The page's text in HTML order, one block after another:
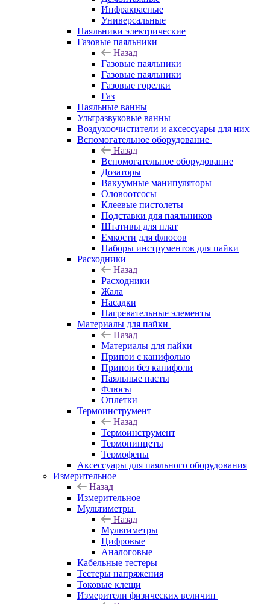
Инфракрасные
Универсальные
Паяльники электрические
Газовые паяльники
Назад
Газовые паяльники
Газовые паяльники
Газовые горелки
Газ
Паяльные ванны
Ультразвуковые ванны
Воздухоочистители и аксессуары для них
Вспомогательное оборудование
Назад
Вспомогательное оборудование
Дозаторы
Вакуумные манипуляторы
Оловоотсосы
Клеевые пистолеты
Подставки для паяльников
Штативы для плат
Емкости для флюсов
Наборы инструментов для пайки
Расходники
Назад
Расходники
Жала
Насадки
Нагревательные элементы
Материалы для пайки
Назад
Материалы для пайки
Припои с канифолью
Припои без канифоли
Паяльные пасты
Флюсы
Оплетки
Термоинструмент
Назад
Термоинструмент
Термопинцеты
Термофены
Аксессуары для паяльного оборудования
Измерительное
Назад
Измерительное
Мультиметры
Назад
Мультиметры
Цифровые
Аналоговые
Кабельные тестеры
Тестеры напряжения
Токовые клещи
Измерители физических величин